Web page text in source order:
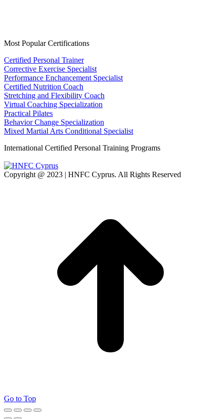
Most Popular Certifications
Certified Personal Trainer
Corrective Exercise Specialist
Performance Enchancement Specialist
Certified Nutrition Coach
Stretching and Flexibility Coach
Virtual Coaching Specialization
Practical Pilates
Behavior Change Specialization
Mixed Martial Arts Conditional Specialist
International Certified Personal Training Programs
Copyright @ 2023 | HNFC Cyprus. All Rights Reserved
Go to Top